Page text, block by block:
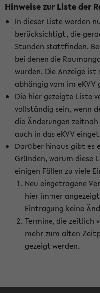
Hinweise zur Liste der
In dieser Liste werden
berücksichtigt, die
Stunden stattfinden.
bei denen die
wurden. Die Anzeige
abhängig vom im eKVV
Die hier gezeigte Liste
vollständig sein, wenn
die Änderungen
auch in das eKVV
Darüber hinaus gibt es
Gründen, warum diese
einigen Fällen zu viele
Neu eingetragene
hier immer
Eintragung keine
Termine, die zeitlich
mehr zum alten
gezeigt werden.